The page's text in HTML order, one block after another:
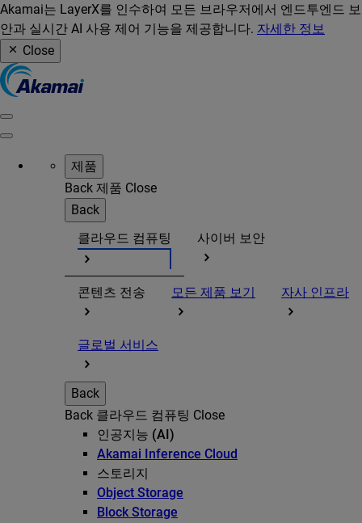
Akamai는 LayerX를 인수하여 모든 브라우저에서 엔드투엔드 보
안과 실시간 AI 사용 제어 기능을 제공합니다. 자세한 정보
Close
제품
Back 제품 Close
Back
클라우드 컴퓨팅
사이버 보안
콘텐츠 전송 모든 제품 보기 자사 인프라
글로벌 서비스
Back
Back 클라우드 컴퓨팅 Close
인공지능 (AI)
Akamai Inference Cloud
스토리지
Object Storage
Block Storage